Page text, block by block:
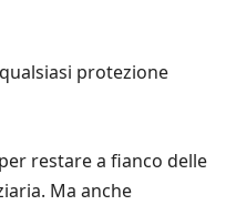
protezione
restare a fianco delle
Ma anche